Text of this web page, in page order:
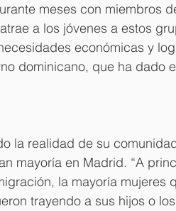
meses con miembros
a los jóvenes a estos
económicas y
dominicano, que ha dado
la realidad de su
mayoría en Madrid. “A
la mayoría mujeres
trayendo a sus hijos o